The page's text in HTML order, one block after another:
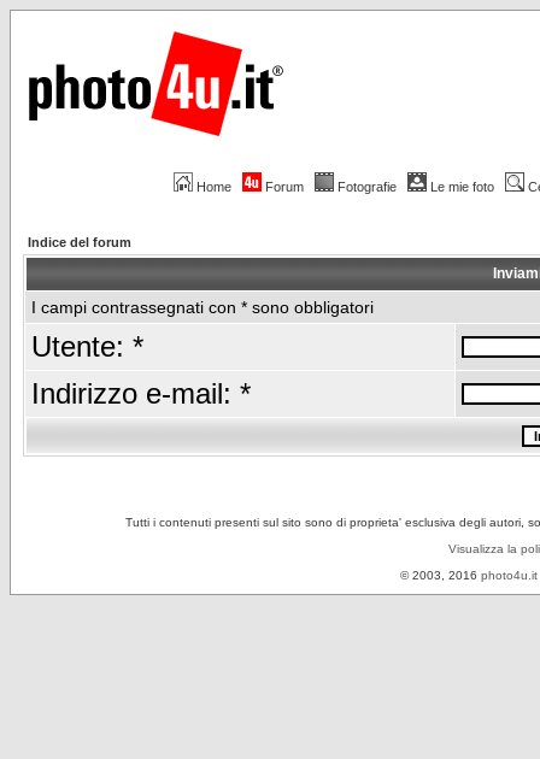
Home Forum Fotografie Le mie foto
Indice del forum
I campi contrassegnati con * sono obbligatori
Utente: *
Indirizzo e-mail: *
Tutti i contenuti presenti sul sito sono di proprieta' esclusiva degli autori,
Visualizza la
© 2003, 2016 photo4u.it